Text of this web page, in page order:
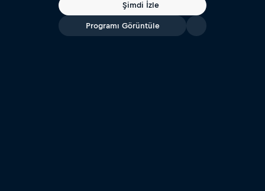
Şimdi İzle
Programı Görüntüle